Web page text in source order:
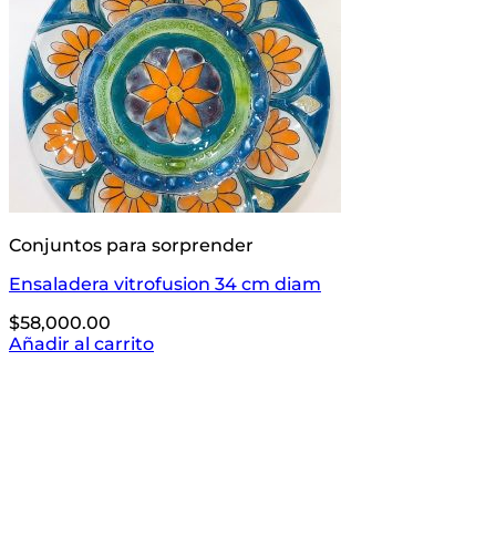
Conjuntos para sorprender
Ensaladera vitrofusion 34 cm diam
$58,000.00
Añadir al carrito